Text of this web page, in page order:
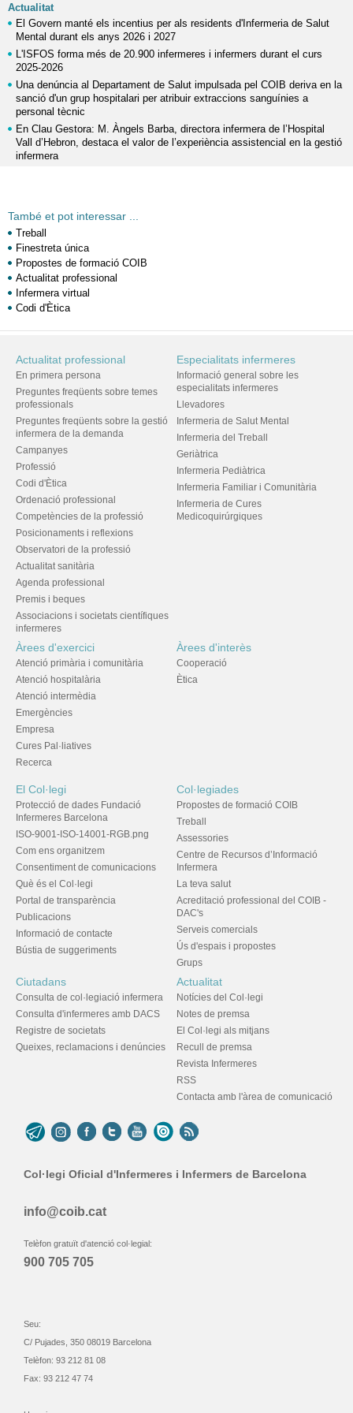
Actualitat
El Govern manté els incentius per als residents d'Infermeria de Salut
Mental durant els anys 2026 i 2027
L'ISFOS forma més de 20.900 infermeres i infermers durant el curs
2025-2026
Una denúncia al Departament de Salut impulsada pel COIB deriva en la
sanció d'un grup hospitalari per atribuir extraccions sanguínies a
personal tècnic
En Clau Gestora: M. Àngels Barba, directora infermera de l’Hospital
Vall d’Hebron, destaca el valor de l’experiència assistencial en la gestió
infermera
També et pot interessar ...
Treball
Finestreta única
Propostes de formació COIB
Actualitat professional
Infermera virtual
Codi d'Ètica
Actualitat professional
En primera persona
Preguntes freqüents sobre temes
professionals
Preguntes freqüents sobre la gestió
infermera de la demanda
Campanyes
Professió
Codi d'Ètica
Ordenació professional
Competències de la professió
Posicionaments i reflexions
Observatori de la professió
Actualitat sanitària
Agenda professional
Premis i beques
Associacions i societats científiques
infermeres
Especialitats infermeres
Informació general sobre les
especialitats infermeres
Llevadores
Infermeria de Salut Mental
Infermeria del Treball
Geriàtrica
Infermeria Pediàtrica
Infermeria Familiar i Comunitària
Infermeria de Cures
Medicoquirúrgiques
Àrees d'exercici
Atenció primària i comunitària
Atenció hospitalària
Atenció intermèdia
Emergències
Empresa
Cures Pal·liatives
Recerca
Àrees d'interès
Cooperació
Ètica
El Col·legi
Protecció de dades Fundació
Infermeres Barcelona
ISO-9001-ISO-14001-RGB.png
Com ens organitzem
Consentiment de comunicacions
Què és el Col·legi
Portal de transparència
Publicacions
Informació de contacte
Bústia de suggeriments
Col·legiades
Propostes de formació COIB
Treball
Assessories
Centre de Recursos d’Informació
Infermera
La teva salut
Acreditació professional del COIB -
DAC's
Serveis comercials
Ús d'espais i propostes
Grups
Ciutadans
Consulta de col·legiació infermera
Consulta d'infermeres amb DACS
Registre de societats
Queixes, reclamacions i denúncies
Actualitat
Notícies del Col·legi
Notes de premsa
El Col·legi als mitjans
Recull de premsa
Revista Infermeres
RSS
Contacta amb l'àrea de comunicació
Col·legi Oficial d'Infermeres i Infermers de Barcelona
info@coib.cat
Telèfon gratuït d'atenció col·legial:
900 705 705
Seu:
C/ Pujades, 350 08019 Barcelona
Telèfon: 93 212 81 08
Fax: 93 212 47 74